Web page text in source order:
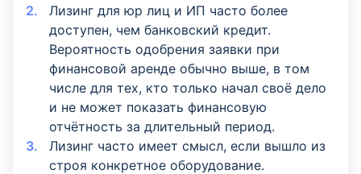
Лизинг для юр лиц и ИП часто более
доступен, чем банковский кредит.
Вероятность одобрения заявки при
финансовой аренде обычно выше, в том
числе для тех, кто только начал своё дело
и не может показать финансовую
отчётность за длительный период.
Лизинг часто имеет смысл, если вышло из
строя конкретное оборудование.